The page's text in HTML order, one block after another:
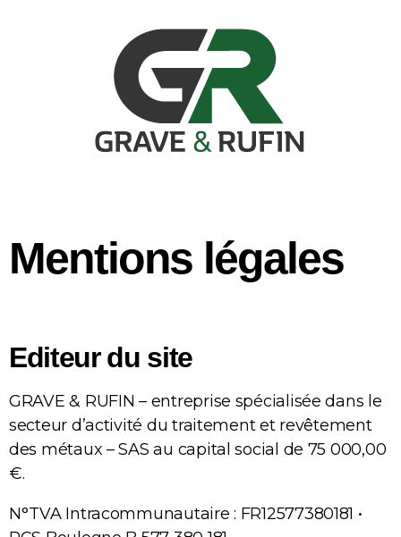
Mentions légales
Editeur du site
GRAVE & RUFIN – entreprise spécialisée dans le
secteur d’activité du traitement et revêtement
des métaux – SAS au capital social de 75 000,00
€.
N°TVA Intracommunautaire : FR12577380181 •